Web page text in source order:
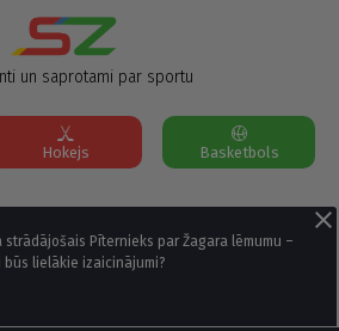
strādājošais Pīternieks par Žagara lēmumu –
būs lielākie izaicinājumi?
un saprotami par sportu
Hokejs Basketbols
Parametri Kontakti